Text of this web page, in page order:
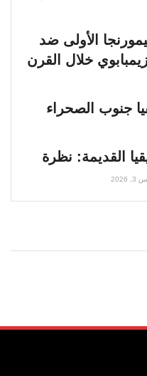
الأولى ضد
خلال القرن
جنوب الصحراء
القديمة: نظرة